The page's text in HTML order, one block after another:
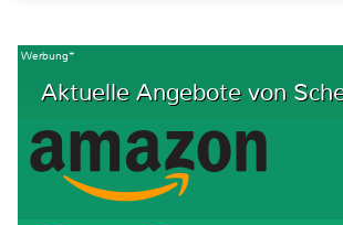
Werbung*
Aktuelle Angebote von